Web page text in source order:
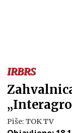
IRBRS
Piše: TOK TV